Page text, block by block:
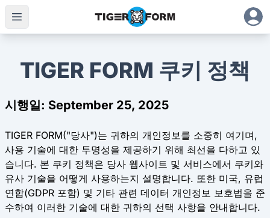
TIGER FORM 쿠키 정책
시행일: September 25, 2025
TIGER FORM("당사")는 귀하의 개인정보를 소중히 여기며,
사용 기술에 대한 투명성을 제공하기 위해 최선을 다하고 있
습니다. 본 쿠키 정책은 당사 웹사이트 및 서비스에서 쿠키와
유사 기술을 어떻게 사용하는지 설명합니다. 또한 미국, 유럽
연합(GDPR 포함) 및 기타 관련 데이터 개인정보 보호법을 준
수하여 이러한 기술에 대한 귀하의 선택 사항을 안내합니다.